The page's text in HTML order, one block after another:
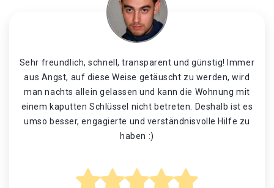
Sehr freundlich, schnell, transparent und günstig! Immer
aus Angst, auf diese Weise getäuscht zu werden, wird
man nachts allein gelassen und kann die Wohnung mit
einem kaputten Schlüssel nicht betreten. Deshalb ist es
umso besser, engagierte und verständnisvolle Hilfe zu
haben :)